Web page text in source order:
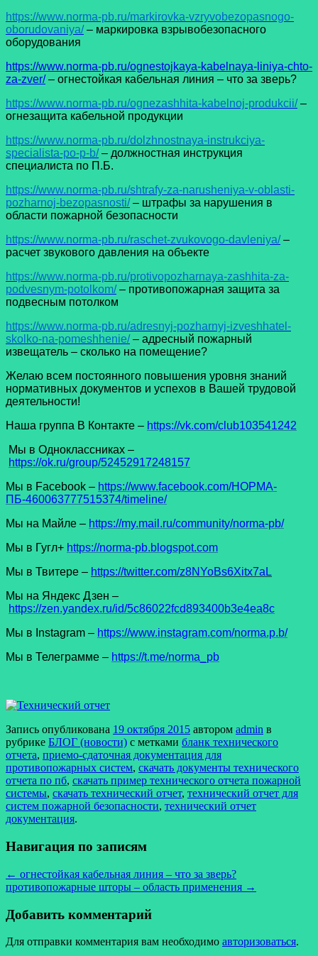
https://www.norma-pb.ru/markirovka-vzryvobezopasnogo-
oborudovaniya/– маркировка взрывобезопасного
оборудования
https://www.norma-pb.ru/ognestojkaya-kabelnaya-liniya-chto-
za-zver/– огнестойкая кабельная линия – что за зверь?
https://www.norma-pb.ru/ognezashhita-kabelnoj-produkcii/–
огнезащита кабельной продукции
https://www.norma-pb.ru/dolzhnostnaya-instrukciya-
specialista-po-p-b/– должностная инструкция
специалиста по П.Б.
https://www.norma-pb.ru/shtrafy-za-narusheniya-v-oblasti-
pozharnoj-bezopasnosti/– штрафы за нарушения в
области пожарной безопасности
https://www.norma-pb.ru/raschet-zvukovogo-davleniya/–
расчет звукового давления на объекте
https://www.norma-pb.ru/protivopozharnaya-zashhita-za-
podvesnym-potolkom/– противопожарная защита за
подвесным потолком
https://www.norma-pb.ru/adresnyj-pozharnyj-izveshhatel-
skolko-na-pomeshhenie/– адресный пожарный
извещатель – сколько на помещение?
Желаю всем постоянного повышения уровня знаний
нормативных документов и успехов в Вашей трудовой
деятельности!
Наша группа В Контакте – https://vk.com/club103541242
Мы в Одноклассниках –
https://ok.ru/group/52452917248157
Мы в Facеbook – https://www.facebook.com/НОРМА-
ПБ-460063777515374/timeline/
Мы на Майле – https://my.mail.ru/community/norma-pb/
Мы в Гугл+ https://norma-pb.blogspot.com
Мы в Твитере – https://twitter.com/z8NYoBs6Xitx7aL
Мы на Яндекс Дзен –
https://zen.yandex.ru/id/5c86022fcd893400b3e4ea8c
Мы в Instagram – https://www.instagram.com/norma.p.b/
Мы в Телеграмме – https://t.me/norma_pb
Запись опубликована 19 октября 2015 автором admin в
рубрике БЛОГ (новости) с метками бланк технического
отчета, приемо-сдаточная документация для
противопожарных систем, скачать документы технического
отчета по пб, скачать пример технического отчета пожарной
системы, скачать технический отчет, технический отчет для
систем пожарной безопасности, технический отчет
документация.
Навигация по записям
← огнестойкая кабельная линия – что за зверь?
противопожарные шторы – область применения →
Добавить комментарий
Для отправки комментария вам необходимо авторизоваться.